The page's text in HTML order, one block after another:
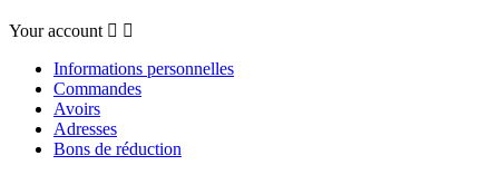
Your account
Informations personnelles
Commandes
Avoirs
Adresses
Bons de réduction